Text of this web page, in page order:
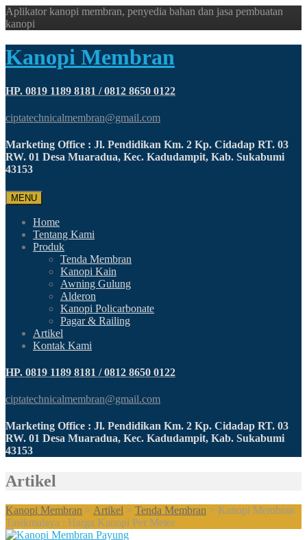
Aplikator kanopi membran, penyedia bahan dan jasa pembuatan
kanopi
Kanopi Membran
HP. 0819 1189 8181 / 0812 8650 0122
ciptatechnicalmembran@gmail.com
Marketing Office : Jl. Pendidikan Km. 2 Kp. Cidadap RT. 03
RW. 01 Desa Muaradua, Kec. Kadudampit, Kab. Sukabumi
43153
MENU
Home
Tentang Kami
Produk
Tenda Membran
Kanopi Kain
Awning Gulung
Alderon
Kanopi Policarbonate
Pagar & Railing
Artikel
Kontak Kami
HP. 0819 1189 8181 / 0812 8650 0122
ciptatechnicalmembran@gmail.com
Marketing Office : Jl. Pendidikan Km. 2 Kp. Cidadap RT. 03
RW. 01 Desa Muaradua, Kec. Kadudampit, Kab. Sukabumi
43153
Artikel
Kanopi Membran > Artikel > Tenda Membran > Kanopi Membran
Tasikmalaya : Harga Kanopi Per Meter